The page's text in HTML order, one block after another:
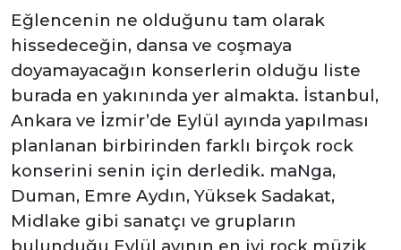
Eğlencenin ne olduğunu tam olarak
hissedeceğin, dansa ve coşmaya
doyamayacağın konserlerin olduğu liste
burada en yakınında yer almakta. İstanbul,
Ankara ve İzmir’de Eylül ayında yapılması
planlanan birbirinden farklı birçok rock
konserini senin için derledik. maNga,
Duman, Emre Aydın, Yüksek Sadakat,
Midlake gibi sanatçı ve grupların